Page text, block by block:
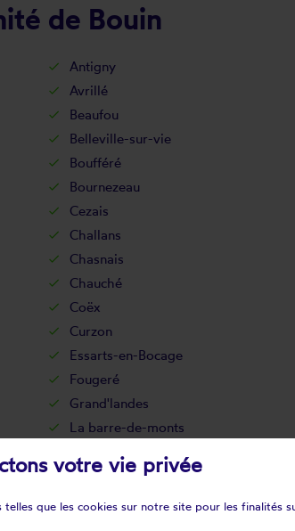
de Bouin
Antigny
Avrillé
Beaufou
Belleville-sur-vie
Boufféré
Bournezeau
Cezais
Challans
Chasnais
Chauché
Coëx
Curzon
Essarts-en-Bocage
Fougeré
Grand'landes
La barre-de-monts
La chaize-le-vicomte
La chapelle-palluau
votre vie privée
que les cookies sur notre site pour les finalités